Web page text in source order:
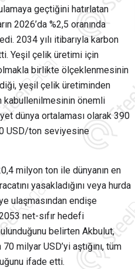
geçtiğini hatırlatan
2026’da %2,5 oranında
2034 yılı itibarıyla karbon
Yeşil çelik üretimi için
birlikte ölçeklenmesinin
yeşil çelik üretiminden
kabullenilmesinin önemli
dünya ortalaması olarak 390
USD/ton seviyesine
milyon ton ile dünyanın en
yasakladığını veya hurda
ulaşmasından endişe
net-sıfır hedefi
belirten Akbulut,
milyar USD’yi aştığını, tüm
ifade etti.